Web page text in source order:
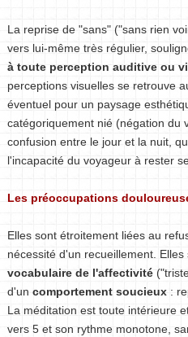
La reprise de "sans" ("sans rien
vers lui-même très régulier,
à toute perception auditive ou
perceptions visuelles se retrouve
éventuel pour un paysage
catégoriquement nié (négation du
confusion entre le jour et la nuit,
l'incapacité du voyageur à rester
Les préoccupations
Elles sont étroitement liées au
nécessité d'un recueillement.
vocabulaire de l'affectivité
d'un comportement soucieux :
La méditation est toute intérieure
vers 5 et son rythme monotone,